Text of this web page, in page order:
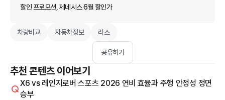
할인 프로모션, 제네시스 6월 할인가
차량비교 자동차정보 리스
공유하기
추천 콘텐츠 이어보기
X6 vs 레인지로버 스포츠 2026 연비 효율과 주행 안정성 정면
승부